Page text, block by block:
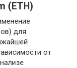
(ETH)
для
от